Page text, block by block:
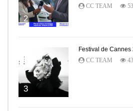
2
CC TEAM
3
Festival de
CC TEAM